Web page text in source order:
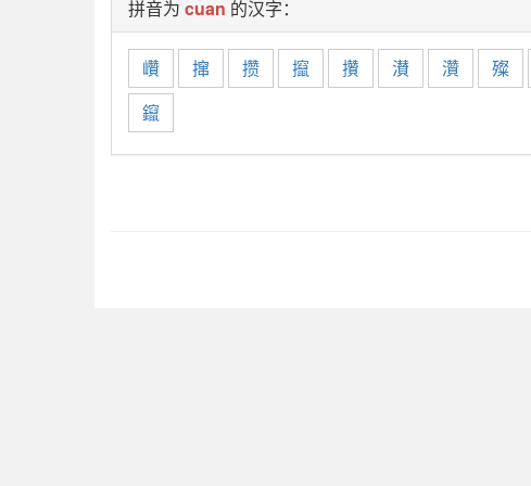
拼音为 cuan 的汉字：
巑 撺 攒 攛 攢 濽 灒 殩
鑹